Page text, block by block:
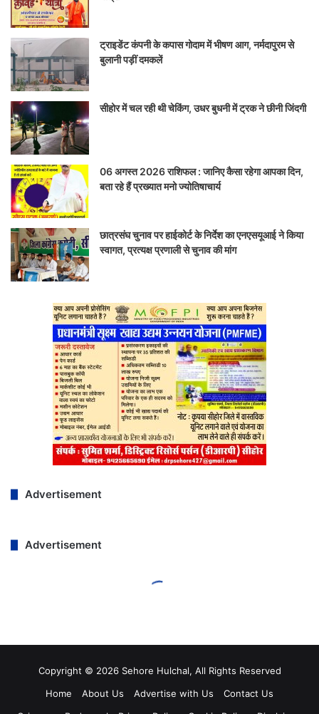
Copyright © 2026 Sehore Hulchal, All Rights Reserved
Home
About Us Advertise with Us
Contact Us